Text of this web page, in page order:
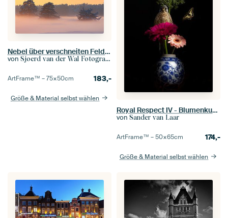
Nebel über verschneiten Feldern am Ende eines kalten Wintertages
von Sjoerd van der Wal Fotografie
ArtFrame™ –75×50cm 183,-
Größe & Material selbst wählen
Royal Respect IV - Blumenkunst
von Sander van Laar
ArtFrame™ –50×65cm 174,-
Größe & Material selbst wählen